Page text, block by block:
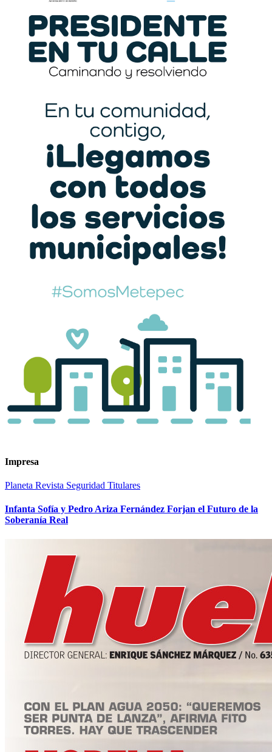
Impresa
Planeta Revista Seguridad Titulares
Infanta Sofía y Pedro Ariza Fernández Forjan el Futuro de la
Soberanía Real